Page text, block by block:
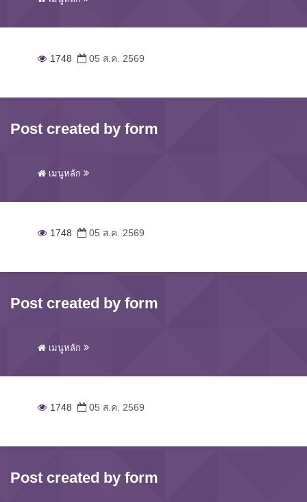
1748 05 ส.ค. 2569
Post created by form
เมนูหลัก
1748 05 ส.ค. 2569
Post created by form
เมนูหลัก
1748 05 ส.ค. 2569
Post created by form